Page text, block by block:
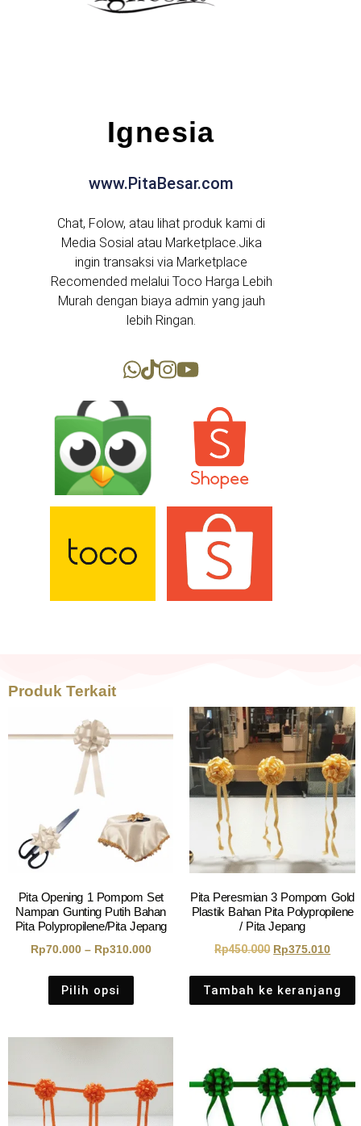
Ignesia
www.PitaBesar.com
Chat, Folow, atau lihat produk kami di
Media Sosial atau Marketplace.Jika
ingin transaksi via Marketplace
Recomended melalui Toco Harga Lebih
Murah dengan biaya admin yang jauh
lebih Ringan.
Produk Terkait
Pita Opening 1 Pompom Set
Nampan Gunting Putih Bahan
Pita Polypropilene/Pita Jepang
Rp70.000 – Rp310.000
Pilih opsi
Pita Peresmian 3 Pompom Gold
Plastik Bahan Pita Polypropilene
/ Pita Jepang
Rp450.000 Rp375.010
Tambah ke keranjang